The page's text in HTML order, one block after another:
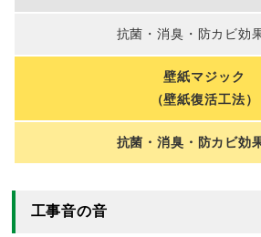
抗菌・消臭・防カビ効
壁紙マジック
（壁紙復活工法）
抗菌・消臭・防カビ効
工事音の音